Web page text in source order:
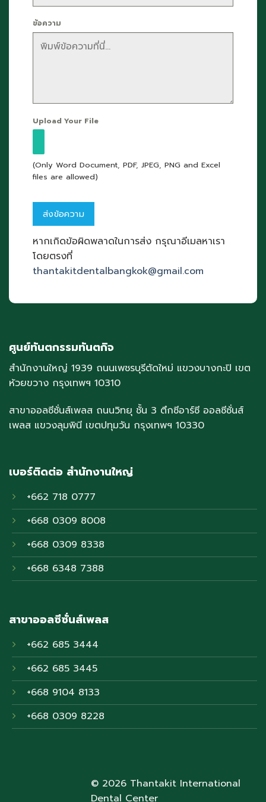
ข้อความ
Upload Your File
(Only Word Document, PDF, JPEG, PNG and Excel
files are allowed)
หากเกิดข้อผิดพลาดในการส่ง กรุณาอีเมลหาเรา
โดยตรงที่
thantakitdentalbangkok@gmail.com
ศูนย์ทันตกรรมทันตกิจ
สำนักงานใหญ่ 1939 ถนนเพชรบุรีตัดใหม่ แขวงบางกะปิ เขต
ห้วยขวาง กรุงเทพฯ 10310
สาขาออลซีซั่นส์เพลส ถนนวิทยุ ชั้น 3 ตึกซีอาร์ซี ออลซีซั่นส์
เพลส แขวงลุมพินี เขตปทุมวัน กรุงเทพฯ 10330
เบอร์ติดต่อ สำนักงานใหญ่
+662 718 0777
+668 0309 8008
+668 0309 8338
+668 6348 7388
สาขาออลซีซั่นส์เพลส
+662 685 3444
+662 685 3445
+668 9104 8133
+668 0309 8228
© 2026 Thantakit International
Dental Center